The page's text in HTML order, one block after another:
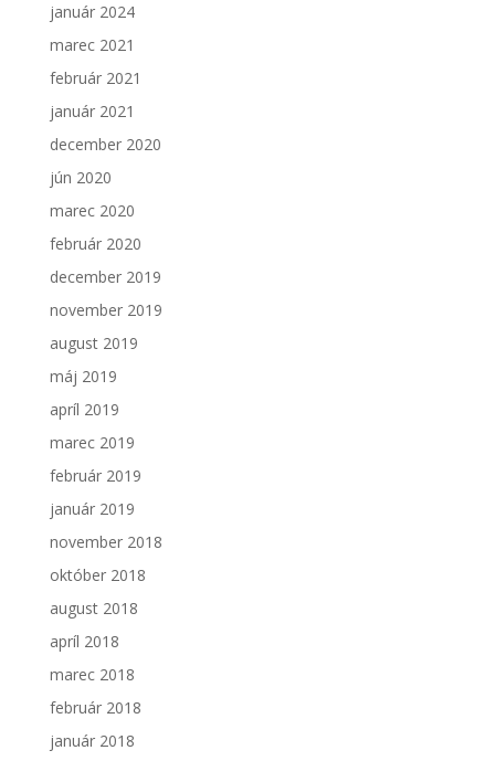
január 2024
marec 2021
február 2021
január 2021
december 2020
jún 2020
marec 2020
február 2020
december 2019
november 2019
august 2019
máj 2019
apríl 2019
marec 2019
február 2019
január 2019
november 2018
október 2018
august 2018
apríl 2018
marec 2018
február 2018
január 2018